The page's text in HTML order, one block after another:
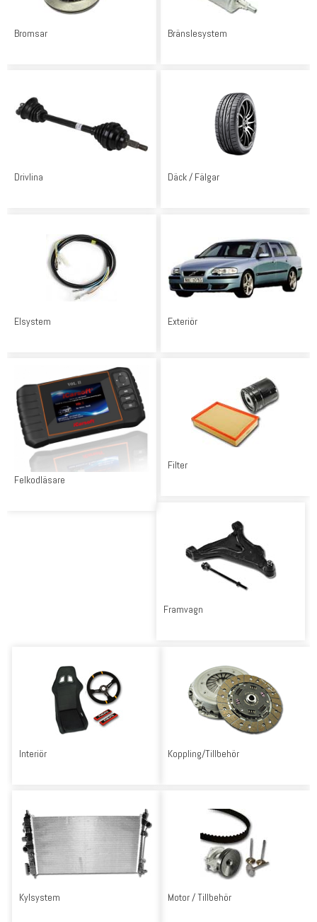
Bromsar Bränslesystem
Drivlina Däck / Fälgar
Elsystem Exteriör
Felkodläsare
Filter
Framvagn
Interiör Koppling/Tillbehör
Kylsystem Motor / Tillbehör